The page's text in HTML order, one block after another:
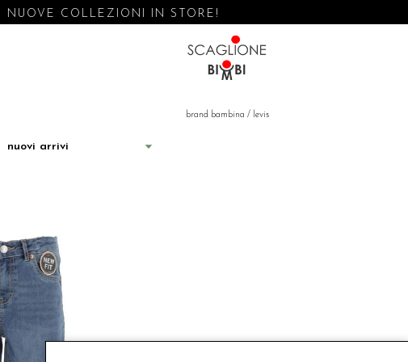
NUOVE COLLEZIONI IN STORE!
brand bambina / levis